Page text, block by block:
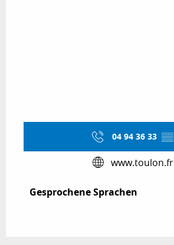
04 94 36 33 ▒▒
www.toulon.fr
Gesprochene Sprachen
Gesprochene Sprachen